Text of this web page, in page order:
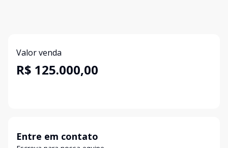
Valor venda
R$ 125.000,00
Entre em contato